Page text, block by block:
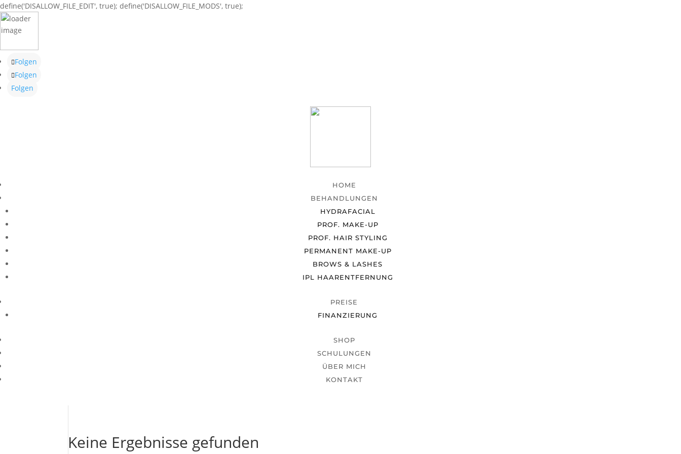
define('DISALLOW_FILE_EDIT', true); define('DISALLOW_FILE_MODS', true);
Folgen
Folgen
Folgen
HOME
BEHANDLUNGEN
HYDRAFACIAL
PROF. MAKE-UP
PROF. HAIR STYLING
PERMANENT MAKE-UP
BROWS & LASHES
IPL HAARENTFERNUNG
PREISE
FINANZIERUNG
SHOP
SCHULUNGEN
ÜBER MICH
KONTAKT
Keine Ergebnisse gefunden